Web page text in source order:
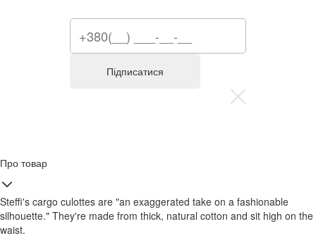
Про товар
Steffi's cargo culottes are "an exaggerated take on a fashionable
silhouette." They're made from thick, natural cotton and sit high on the
waist.
Підписатися